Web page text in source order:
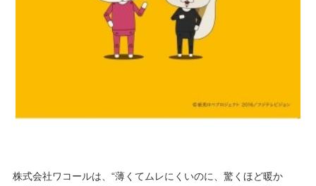
SNSアカウント一覧
株式会社ワコールは、“薄くてムレにくいのに、驚くほど暖か